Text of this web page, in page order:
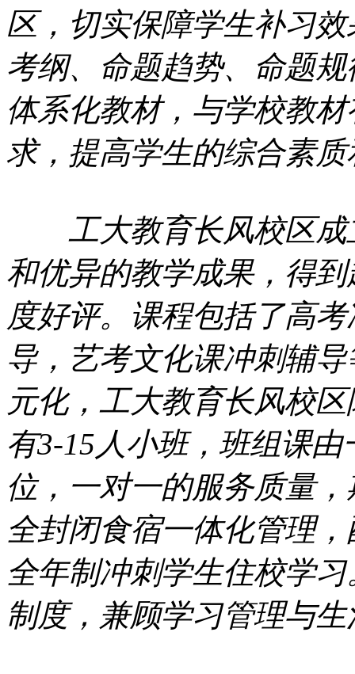
区，切实保障学生补习
考纲、命题趋势、命题
体系化教材，与学校教
求，提高学生的综合素
工大教育长风校区成
和优异的教学成果，得
度好评。课程包括了高
导，艺考文化课冲刺辅
元化，工大教育长风校
有3-15人小班，班组课
位，一对一的服务质量
全封闭食宿一体化管理
全年制冲刺学生住校学
制度，兼顾学习管理与